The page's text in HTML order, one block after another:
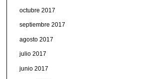
octubre 2017
septiembre 2017
agosto 2017
julio 2017
junio 2017